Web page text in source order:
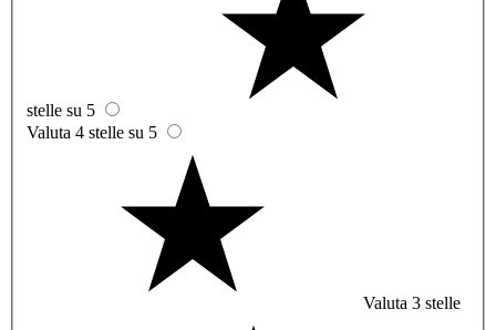
stelle su 5
Valuta 4 stelle su 5
Valuta 3 stelle